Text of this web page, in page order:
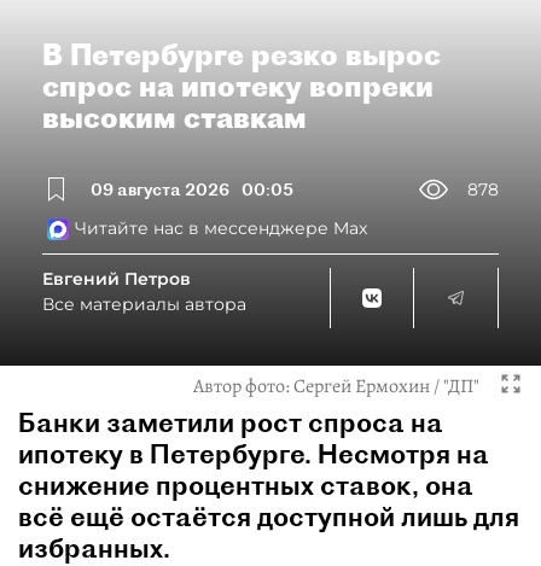
В Петербурге резко вырос
спрос на ипотеку вопреки
высоким ставкам
09 августа 2026 00:05
878
Читайте нас в мессенджере Max
Евгений Петров
Все материалы автора
Автор фото:Сергей Ермохин / "ДП"
Банки заметили рост спроса на
ипотеку в Петербурге. Несмотря на
снижение процентных ставок, она
всё ещё остаётся доступной лишь для
избранных.